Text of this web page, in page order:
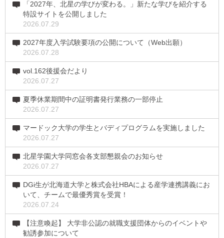
「2027年、北星の学びが変わる。」新たな学びを紹介する
特設サイトを公開しました
2026.07.29
2027年度入学試験要項の公開について（Web出願）
2026.07.28
vol.162後援会だより
2026.07.27
夏季休業期間中の証明書発行業務の一部停止
2026.07.27
マードック大学の学生とバディプログラムを実施しました
2026.07.27
北星学園大学同窓会各支部懇親会のお知らせ
2026.07.27
DGi生が北海道大学と株式会社HBAによる産学連携講義にお
いて、チームで最優秀賞を受賞！
2026.07.24
【注意喚起】 大学非公認の就職支援団体からのイベントや
勧誘参加について